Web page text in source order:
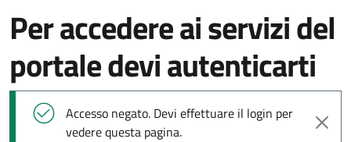
Per accedere ai servizi del
portale devi autenticarti
Messaggio di stato
Accesso negato. Devi effettuare il login per
vedere questa pagina.